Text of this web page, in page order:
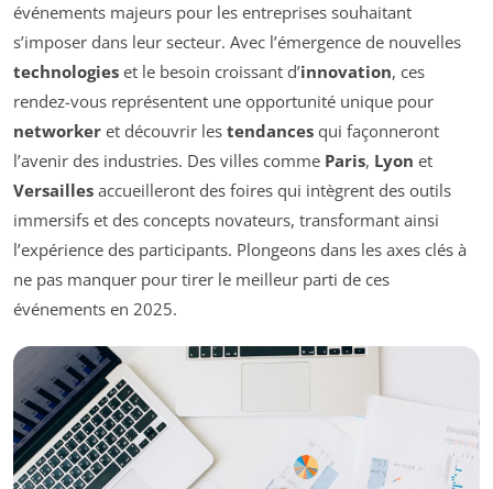
événements majeurs pour les entreprises souhaitant
s’imposer dans leur secteur. Avec l’émergence de nouvelles
technologies et le besoin croissant d’innovation, ces
rendez-vous représentent une opportunité unique pour
networker et découvrir les tendances qui façonneront
l’avenir des industries. Des villes comme Paris, Lyon et
Versailles accueilleront des foires qui intègrent des outils
immersifs et des concepts novateurs, transformant ainsi
l’expérience des participants. Plongeons dans les axes clés à
ne pas manquer pour tirer le meilleur parti de ces
événements en 2025.